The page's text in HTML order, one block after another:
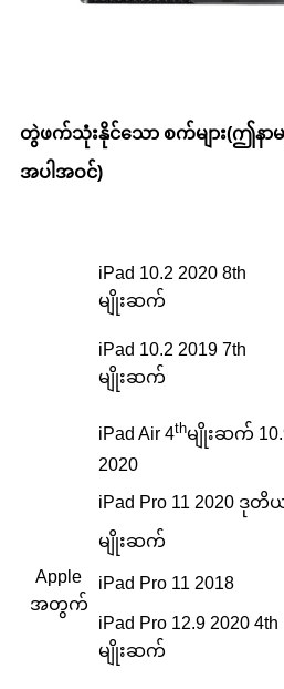
တွဲဖက်သုံးနိုင်သော စက်များ(ဤနာမ
အပါအဝင်)
Apple
အတွက်
iPad 10.2 2020 8th
မျိုးဆက်
iPad 10.2 2019 7th
မျိုးဆက်
iPad Air 4thမျိုးဆက်
2020
iPad Pro 11 2020 ဒုတိ
မျိုးဆက်
iPad Pro 11 2018
iPad Pro 12.9 2020 4th
မျိုးဆက်